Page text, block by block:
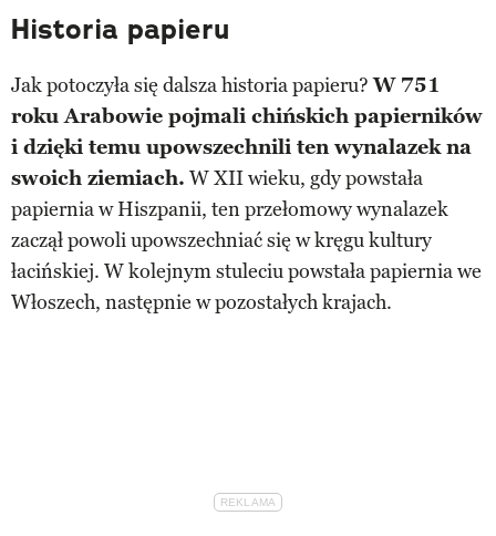
Historia papieru
Jak potoczyła się dalsza historia papieru?W 751
roku Arabowie pojmali chińskich papierników
i dzięki temu upowszechnili ten wynalazek na
swoich ziemiach. W XII wieku, gdy powstała
papiernia w Hiszpanii, ten przełomowy wynalazek
zaczął powoli upowszechniać się w kręgu kultury
łacińskiej. W kolejnym stuleciu powstała papiernia we
Włoszech, następnie w pozostałych krajach.